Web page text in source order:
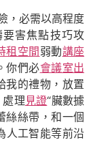
，必需以高程度
害焦點技巧攻
租空間 弱動講座
你們必會議室出
我的禮物，放置
理 見證“臟數據
絲絲帶，和一個
人工智能等前沿